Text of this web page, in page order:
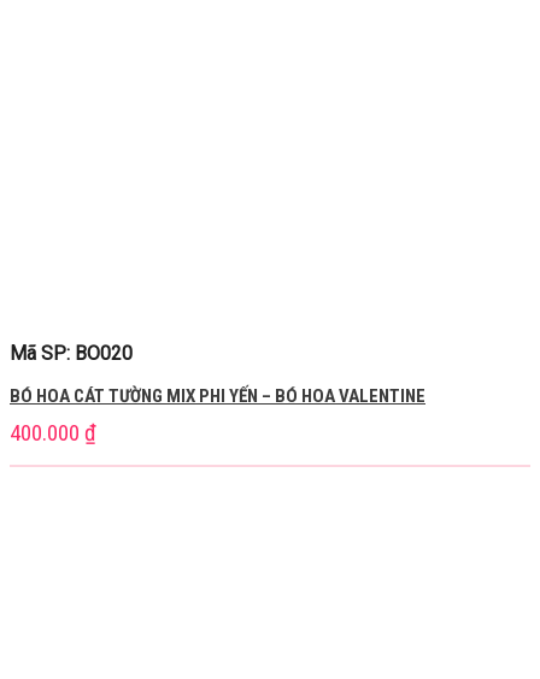
Mã SP: BO020
BÓ HOA CÁT TƯỜNG MIX PHI YẾN – BÓ HOA VALENTINE
400.000 ₫